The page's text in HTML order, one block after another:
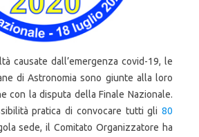
causate dall’emergenza covid-19, le
di Astronomia sono giunte alla loro
con la disputa della Finale Nazionale.
pratica di convocare tutti gli 80
sede, il Comitato Organizzatore ha